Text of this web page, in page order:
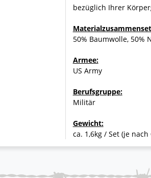
bezüglich Ihrer
50% Baumwolle, 50%
Armee:
US Army
Berufsgruppe:
Militär
Gewicht:
ca. 1,6kg / Set (je nach